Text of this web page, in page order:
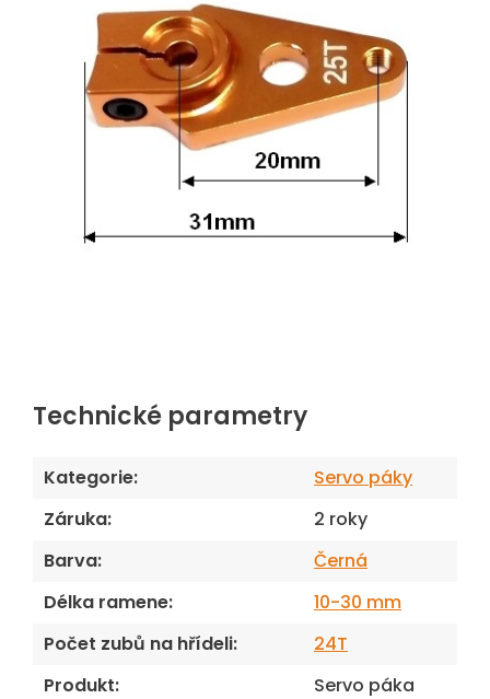
Technické parametry
Kategorie:
Servo páky
Záruka:
2 roky
Barva:
Černá
Délka ramene:
10-30 mm
Počet zubů na hřídeli:
24T
Produkt: Servo páka